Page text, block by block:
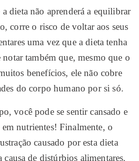
a dieta não aprenderá a equilibrar
corre o risco de voltar aos seus
uma vez que a dieta tenha
também que, mesmo que o
benefícios, ele não cobre
do corpo humano por si só.
você pode se sentir cansado e
nutrientes! Finalmente, o
causado por esta dieta
causa de distúrbios alimentares.